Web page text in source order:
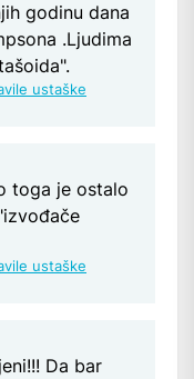
godinu dana
.Ljudima
ustaške
toga je ostalo
ustaške
Da bar